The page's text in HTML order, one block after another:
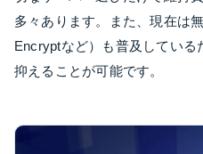
多々あります。また、現在は
Encryptなど）も普及している
抑えることが可能です。